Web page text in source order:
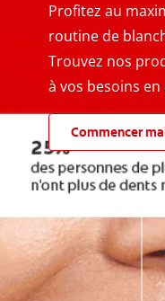
Profitez au
routine de
Trouvez nos
à vos besoins
Commencer